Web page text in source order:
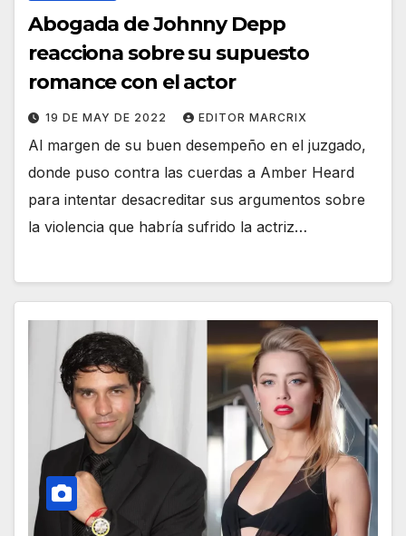
Abogada de Johnny Depp
reacciona sobre su supuesto
romance con el actor
19 DE MAY DE 2022 EDITOR MARCRIX
Al margen de su buen desempeño en el juzgado,
donde puso contra las cuerdas a Amber Heard
para intentar desacreditar sus argumentos sobre
la violencia que habría sufrido la actriz…